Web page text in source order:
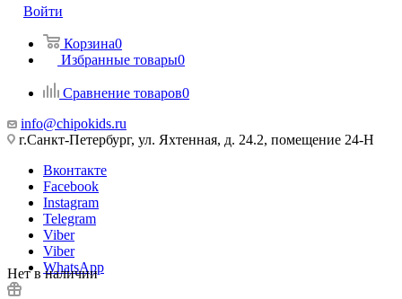
Войти
Корзина0
Избранные товары0
Сравнение товаров0
info@chipokids.ru
г.Санкт-Петербург, ул. Яхтенная, д. 24.2, помещение 24-Н
Вконтакте
Facebook
Instagram
Telegram
Viber
Viber
WhatsApp
Нет в наличии